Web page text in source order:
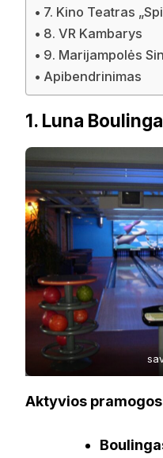
7. Kino Teatras
8. VR Kambarys
9. Marijampolės
Apibendrinimas
1. Luna
Aktyvios pramogos